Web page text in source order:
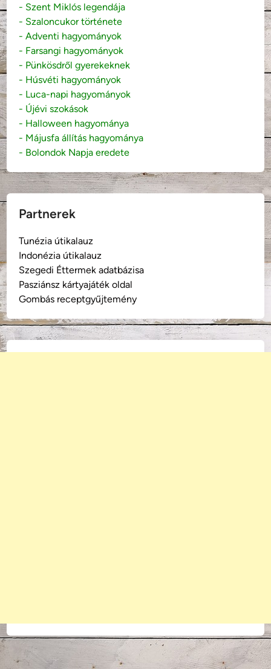
- Szent Miklós legendája
- Szaloncukor története
- Adventi hagyományok
- Farsangi hagyományok
- Pünkösdről gyerekeknek
- Húsvéti hagyományok
- Luca-napi hagyományok
- Újévi szokások
- Halloween hagyománya
- Májusfa állítás hagyománya
- Bolondok Napja eredete
Partnerek
Tunézia útikalauz
Indonézia útikalauz
Szegedi Éttermek adatbázisa
Pasziánsz kártyajáték oldal
Gombás receptgyűjtemény